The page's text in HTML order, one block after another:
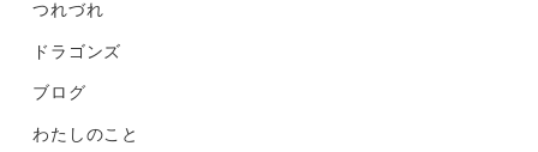
つれづれ
ドラゴンズ
ブログ
わたしのこと